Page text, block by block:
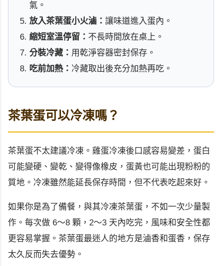
氣。
放入茶葉蛋小火滷： 讓味道進入蛋內。
縮短室溫停留： 不長時間放在桌上。
分裝冷藏： 用乾淨容器密封保存。
吃前加熱： 冷藏取出後充分加熱再吃。
茶葉蛋可以冷凍嗎？
茶葉蛋不太建議冷凍。雞蛋冷凍後口感容易變差，蛋白
可能變硬、變乾、變得像橡皮，蛋黃也可能出現粉粉的
質地。冷凍雖然能延長保存時間，但不代表吃起來好。
如果你是為了備餐，與其冷凍茶葉蛋，不如一次少量製
作。每次做 6～8 顆，2～3 天內吃完，風味和安全性都
更容易掌握。茶葉蛋最迷人的地方是滷香和蛋香，保存
太久反而失去優勢。